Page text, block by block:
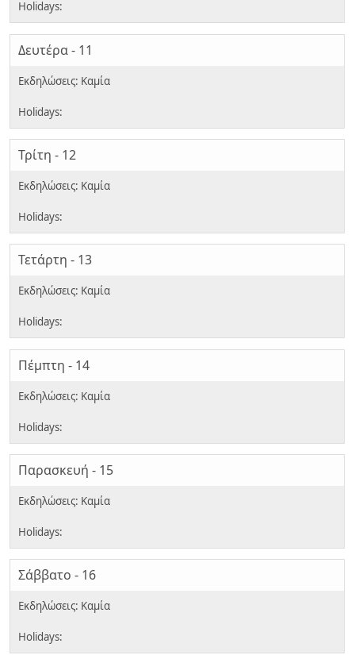
Δευτέρα - 11
Τρίτη - 12
Τετάρτη - 13
Πέμπτη - 14
Παρασκευή - 15
Σάββατο - 16